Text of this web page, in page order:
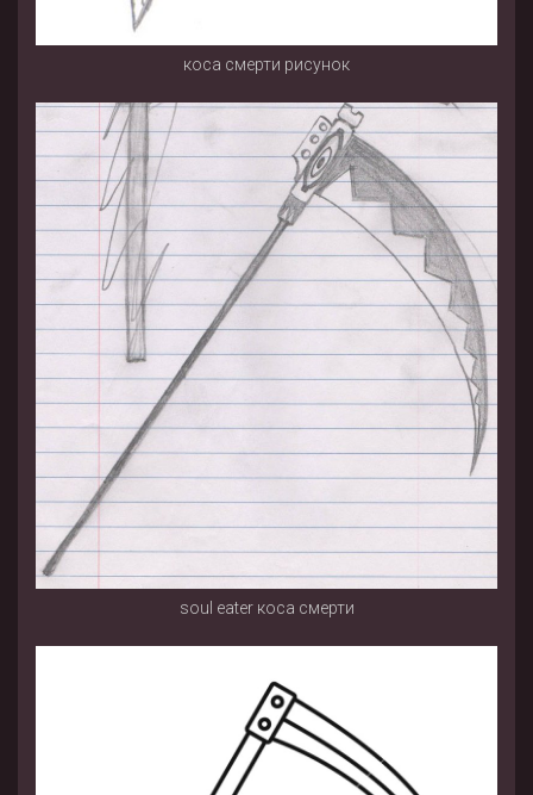
коса смерти рисунок
soul eater коса смерти